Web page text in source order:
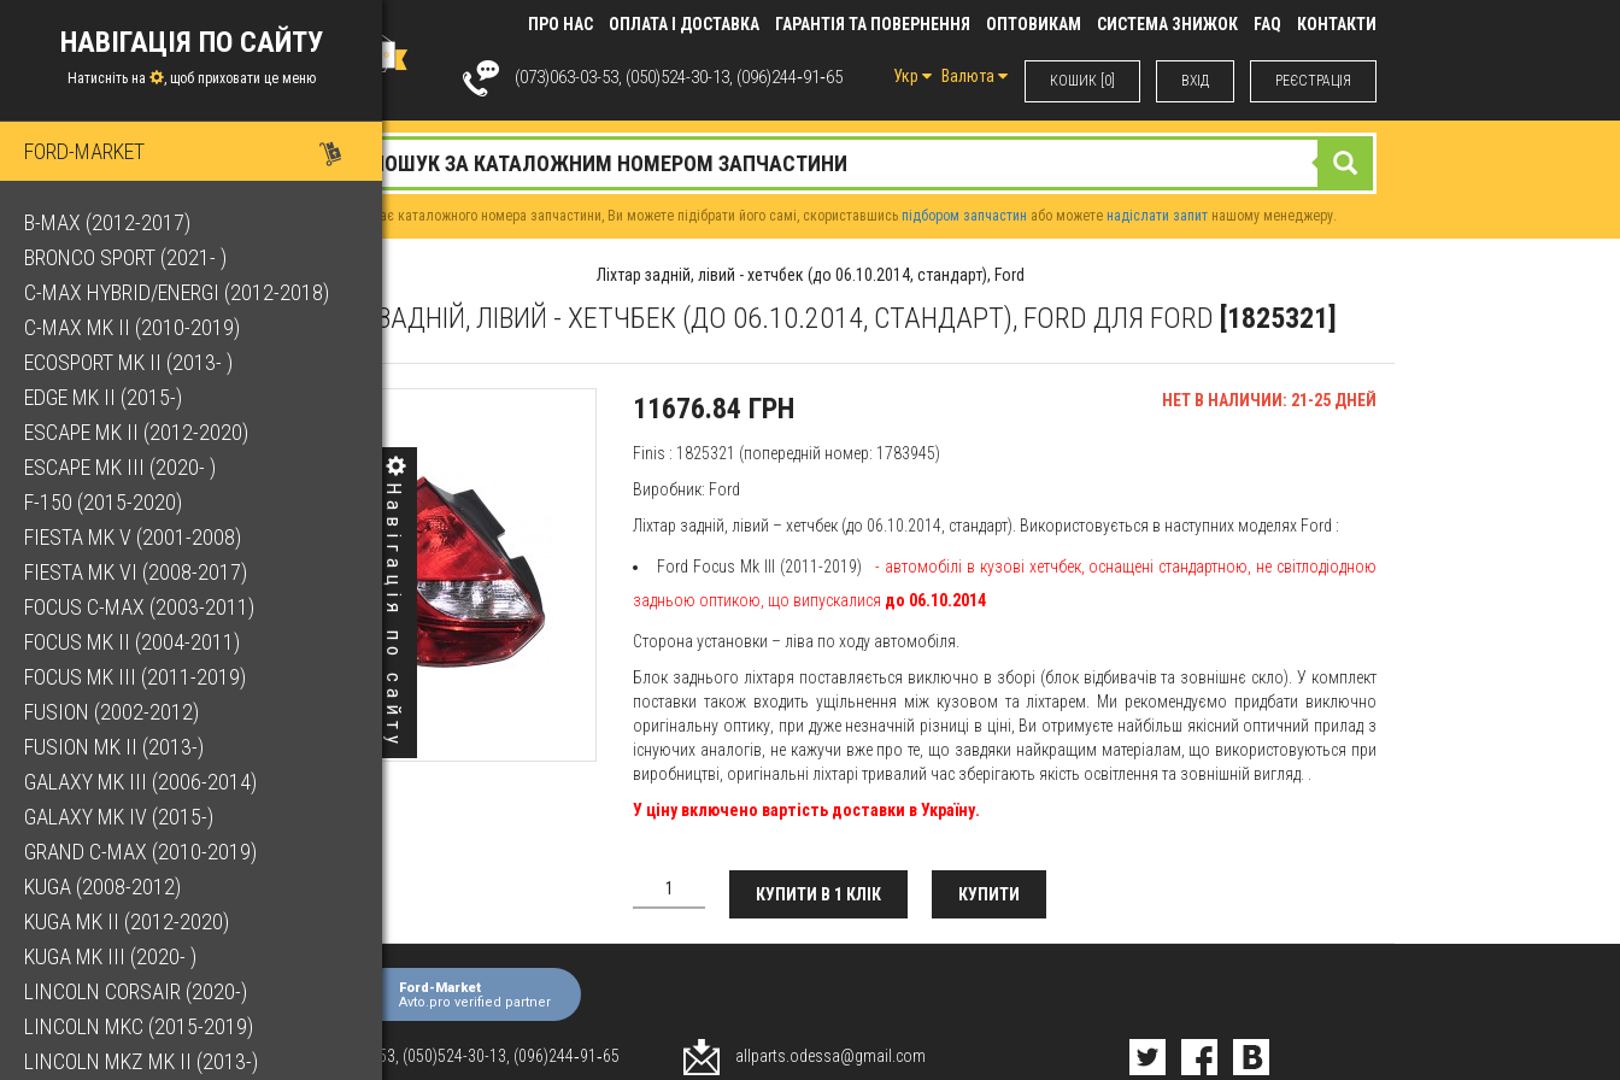
Навігація по сайту
ПРО НАС ОПЛАТА І ДОСТАВКА ГАРАНТІЯ ТА ПОВЕРНЕННЯ ОПТОВИКАМ СИСТЕМА ЗНИЖОК FAQ КОНТАКТИ
КОШИК [0] ВХIД РЕЄСТРАЦІЯ
Укр Валюта
(073)063-03-53, (050)524-30-13, (096)244‑91‑65
НАВІГАЦІЯ ПО САЙТУ
Натисніть на , щоб приховати це меню
FORD-MARKET
B-MAX (2012-2017)
BRONCO SPORT (2021- )
C-MAX HYBRID/ENERGI (2012-2018)
C-MAX MK II (2010-2019)
ECOSPORT MK II (2013- )
EDGE MK II (2015-)
ESCAPE MK II (2012-2020)
ESCAPE MK III (2020- )
F-150 (2015-2020)
FIESTA MK V (2001-2008)
FIESTA MK VI (2008-2017)
FOCUS C-MAX (2003-2011)
FOCUS MK II (2004-2011)
FOCUS MK III (2011-2019)
FUSION (2002-2012)
FUSION MK II (2013-)
GALAXY MK III (2006-2014)
GALAXY MK IV (2015-)
GRAND C-MAX (2010-2019)
KUGA (2008-2012)
KUGA MK II (2012-2020)
KUGA MK III (2020- )
LINCOLN CORSAIR (2020-)
LINCOLN MKC (2015-2019)
LINCOLN MKZ MK II (2013-)
Якщо у Вас немає каталожного номера запчастини, Ви можете підібрати його самі, скориставшись підбором запчастин або можете надіслати запит нашому менеджеру.
Ліхтар задній, лівий - хетчбек (до 06.10.2014, стандарт), Ford
ЛІХТАР ЗАДНІЙ, ЛІВИЙ - ХЕТЧБЕК (ДО 06.10.2014, СТАНДАРТ), FORD ДЛЯ FORD [1825321]
11676.84 ГРН НЕТ В НАЛИЧИИ: 21-25 ДНЕЙ
Finis : 1825321 (попередній номер: 1783945)
Виробник: Ford
Ліхтар задній, лівий – хетчбек (до 06.10.2014, стандарт). Використовується в наступних моделях Ford :
Ford Focus Mk III (2011-2019)
- автомобілі в кузові хетчбек, оснащені стандартною, не світлодіодною
задньою оптикою, що випускалися до 06.10.2014
Сторона установки – ліва по ходу автомобіля.
Блок заднього ліхтаря поставляється виключно в зборі (блок відбивачів та зовнішнє скло). У комплект
поставки також входить ущільнення між кузовом та ліхтарем. Ми рекомендуємо придбати виключно
оригінальну оптику, при дуже незначній різниці в ціні, Ви отримуєте найбільш якісний оптичний прилад з
існуючих аналогів, не кажучи вже про те, що завдяки найкращим матеріалам, що використовуються при
виробництві, оригінальні ліхтарі тривалий час зберігають якість освітлення та зовнішній вигляд. .
У ціну включено вартість доставки в Україну.
КУПИТИ В 1 КЛІК КУПИТИ
Ford-Market
Avto.pro verified partner
(073)063-03-53, (050)524-30-13, (096)244‑91‑65 allparts.odessa@gmail.com